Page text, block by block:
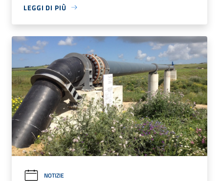
LEGGI DI PIÙ
NOTIZIE